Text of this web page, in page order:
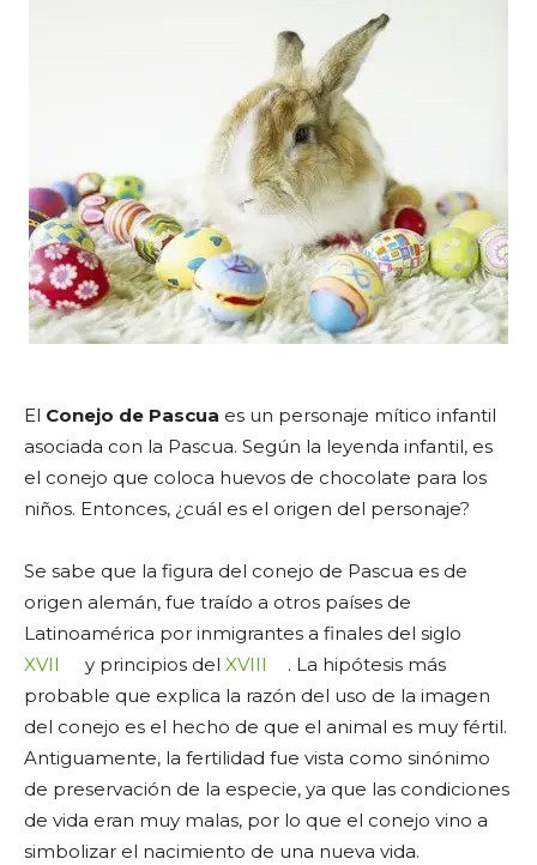
El Conejo de Pascua es un personaje mítico infantil
asociada con la Pascua. Según la leyenda infantil, es
el conejo que coloca huevos de chocolate para los
niños. Entonces, ¿cuál es el origen del personaje?
Se sabe que la figura del conejo de Pascua es de
origen alemán, fue traído a otros países de
Latinoamérica por inmigrantes a finales del siglo
XVII
y principios del XVIII
. La hipótesis más
probable que explica la razón del uso de la imagen
del conejo es el hecho de que el animal es muy fértil.
Antiguamente, la fertilidad fue vista como sinónimo
de preservación de la especie, ya que las condiciones
de vida eran muy malas, por lo que el conejo vino a
simbolizar el nacimiento de una nueva vida.